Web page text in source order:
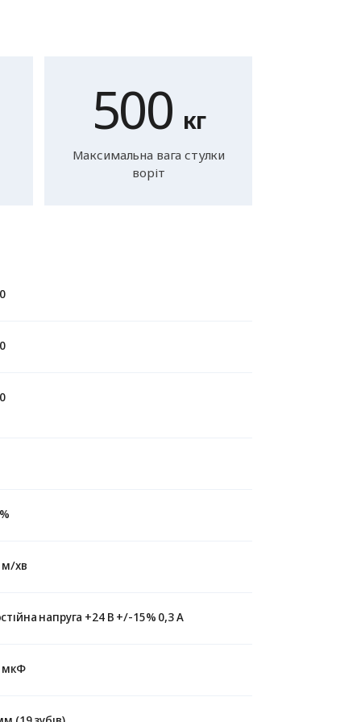
500 кг
Максимальна вага стулки
воріт
м/хв
напруга +24 В +/-15% 0,3 А
мкФ